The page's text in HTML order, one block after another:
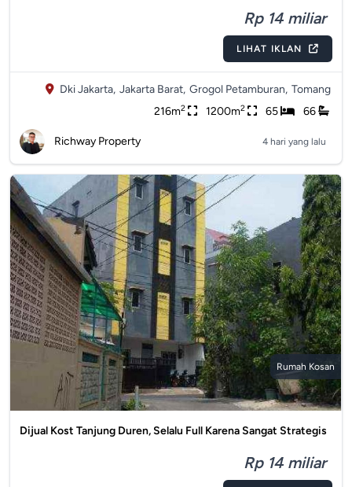
Rp 14 miliar
LIHAT IKLAN
Dki Jakarta, Jakarta Barat, Grogol Petamburan, Tomang
216m2 1200m2 65 66
Richway Property 4 hari yang lalu
Rumah Kosan
Dijual Kost Tanjung Duren, Selalu Full Karena Sangat Strategis
Rp 14 miliar